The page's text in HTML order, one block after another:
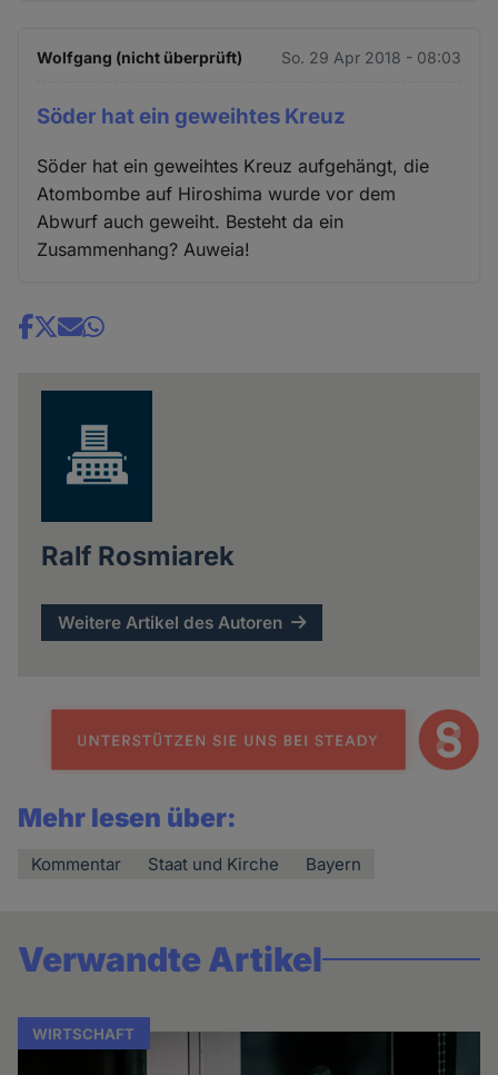
Wolfgang (nicht überprüft) So. 29 Apr 2018 - 08:03
Söder hat ein geweihtes Kreuz
Söder hat ein geweihtes Kreuz aufgehängt, die
Atombombe auf Hiroshima wurde vor dem
Abwurf auch geweiht. Besteht da ein
Zusammenhang? Auweia!
Share
Ralf Rosmiarek
Weitere Artikel des Autoren
Mehr lesen über:
Kommentar Staat und Kirche Bayern
Verwandte Artikel
WIRTSCHAFT